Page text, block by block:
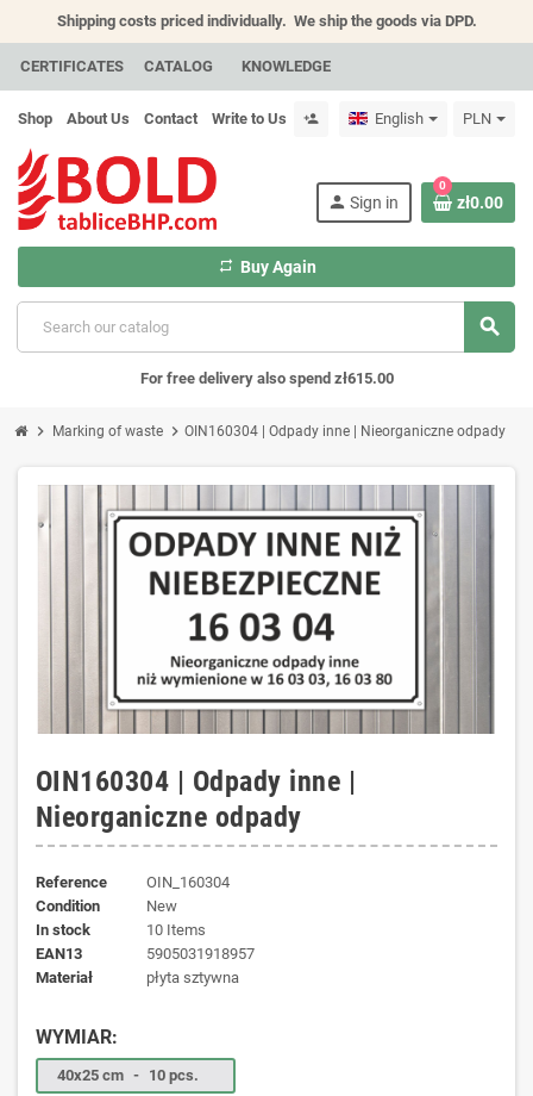
Shipping costs priced individually. We ship the goods via DPD.
CERTIFICATES CATALOG KNOWLEDGE
Shop About Us Contact Write to Us person_add English PLN
search
person Sign in
repeat Buy Again
0
zł0.00
For free delivery also spend zł615.00
chevron_right Marking of waste chevron_right OIN160304 | Odpady inne | Nieorganiczne odpady
OIN160304 | Odpady inne |
Nieorganiczne odpady
Reference
OIN_160304
Condition
New
In stock
10 Items
EAN13
5905031918957
materiał
płyta sztywna
WYMIAR:
40x25 cm - 10 pcs.